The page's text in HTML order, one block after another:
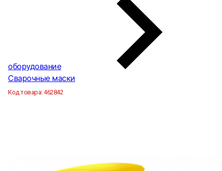
оборудование
Сварочные маски
Код товара:462842